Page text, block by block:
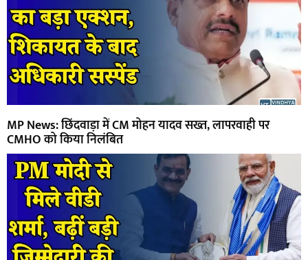
MP News: छिंदवाड़ा में CM मोहन यादव सख्त, लापरवाही पर
CMHO को किया निलंबित